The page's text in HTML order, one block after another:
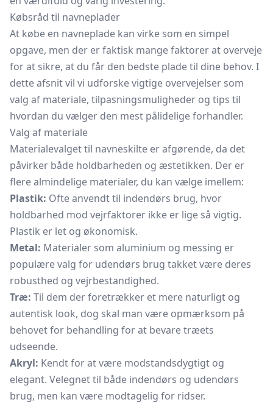
Købsråd til navneplader
At købe en navneplade kan virke som en simpel
opgave, men der er faktisk mange faktorer at overveje
for at sikre, at du får den bedste plade til dine behov. I
dette afsnit vil vi udforske vigtige overvejelser som
valg af materiale, tilpasningsmuligheder og tips til
hvordan du vælger den mest pålidelige forhandler.
Valg af materiale
Materialevalget til navneskilte er afgørende, da det
påvirker både holdbarheden og æstetikken. Der er
flere almindelige materialer, du kan vælge imellem:
Plastik: Ofte anvendt til indendørs brug, hvor
holdbarhed mod vejrfaktorer ikke er lige så vigtig.
Plastik er let og økonomisk.
Metal: Materialer som aluminium og messing er
populære valg for udendørs brug takket være deres
robusthed og vejrbestandighed.
Træ: Til dem der foretrækker et mere naturligt og
autentisk look, dog skal man være opmærksom på
behovet for behandling for at bevare træets
udseende.
Akryl: Kendt for at være modstandsdygtigt og
elegant. Velegnet til både indendørs og udendørs
brug, men kan være modtagelig for ridser.